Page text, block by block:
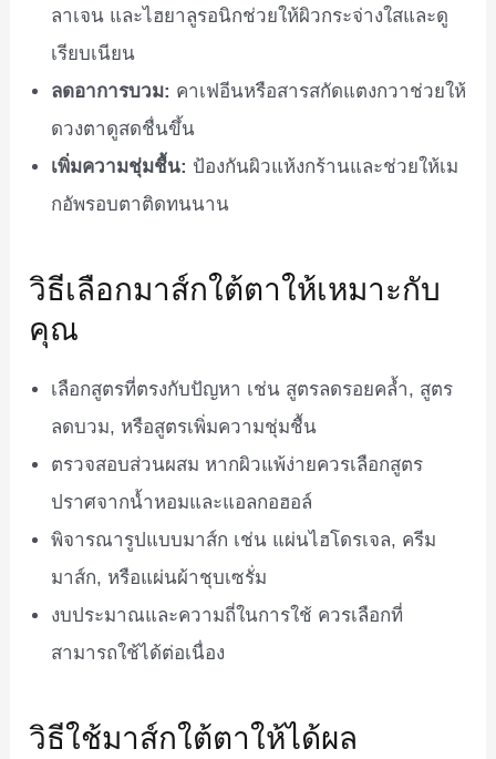
ลาเจน และไฮยาลูรอนิกช่วยให้ผิวกระจ่างใสและดู
เรียบเนียน
ลดอาการบวม: คาเฟอีนหรือสารสกัดแตงกวาช่วยให้
ดวงตาดูสดชื่นขึ้น
เพิ่มความชุ่มชื้น: ป้องกันผิวแห้งกร้านและช่วยให้เม
กอัพรอบตาติดทนนาน
วิธีเลือกมาส์กใต้ตาให้เหมาะกับ
คุณ
เลือกสูตรที่ตรงกับปัญหา เช่น สูตรลดรอยคล้ำ, สูตร
ลดบวม, หรือสูตรเพิ่มความชุ่มชื้น
ตรวจสอบส่วนผสม หากผิวแพ้ง่ายควรเลือกสูตร
ปราศจากน้ำหอมและแอลกอฮอล์
พิจารณารูปแบบมาส์ก เช่น แผ่นไฮโดรเจล, ครีม
มาส์ก, หรือแผ่นผ้าชุบเซรั่ม
งบประมาณและความถี่ในการใช้ ควรเลือกที่
สามารถใช้ได้ต่อเนื่อง
วิธีใช้มาส์กใต้ตาให้ได้ผล